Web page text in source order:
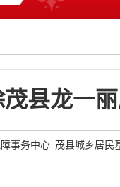
县龙一
事务中心 茂县城乡居民